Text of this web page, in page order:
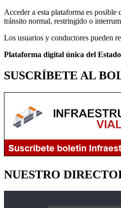
Acceder a esta plataforma es
tránsito normal, restringido o
Los usuarios y conductores pueden
Plataforma digital única del
SUSCRÍBETE AL
NUESTRO